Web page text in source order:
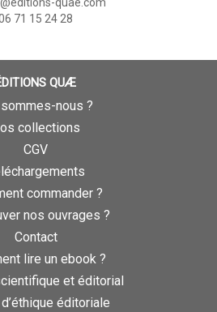
quae.com
71 15 24 28
QUÆ
nous ?
collections
CGV
commander ?
nos ouvrages ?
Contact
lire un ebook ?
et éditorial
éditoriale